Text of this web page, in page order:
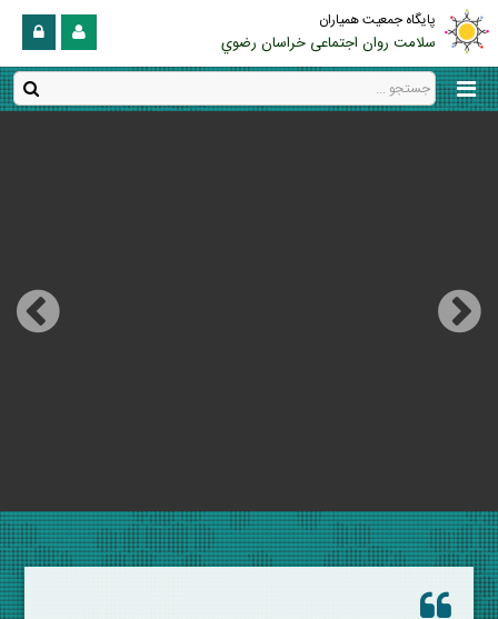
پایگاه جمعیت همیاران
سلامت روان اجتماعی خراسان رضوي